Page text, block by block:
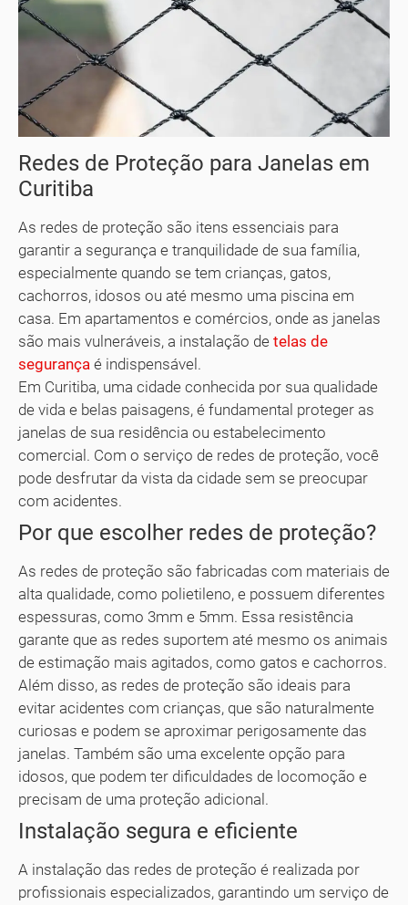
Redes de Proteção para Janelas em
Curitiba
As redes de proteção são itens essenciais para
garantir a segurança e tranquilidade de sua família,
especialmente quando se tem crianças, gatos,
cachorros, idosos ou até mesmo uma piscina em
casa. Em apartamentos e comércios, onde as janelas
são mais vulneráveis, a instalação de telas de
segurança é indispensável.
Em Curitiba, uma cidade conhecida por sua qualidade
de vida e belas paisagens, é fundamental proteger as
janelas de sua residência ou estabelecimento
comercial. Com o serviço de redes de proteção, você
pode desfrutar da vista da cidade sem se preocupar
com acidentes.
Por que escolher redes de proteção?
As redes de proteção são fabricadas com materiais de
alta qualidade, como polietileno, e possuem diferentes
espessuras, como 3mm e 5mm. Essa resistência
garante que as redes suportem até mesmo os animais
de estimação mais agitados, como gatos e cachorros.
Além disso, as redes de proteção são ideais para
evitar acidentes com crianças, que são naturalmente
curiosas e podem se aproximar perigosamente das
janelas. Também são uma excelente opção para
idosos, que podem ter dificuldades de locomoção e
precisam de uma proteção adicional.
Instalação segura e eficiente
A instalação das redes de proteção é realizada por
profissionais especializados, garantindo um serviço de